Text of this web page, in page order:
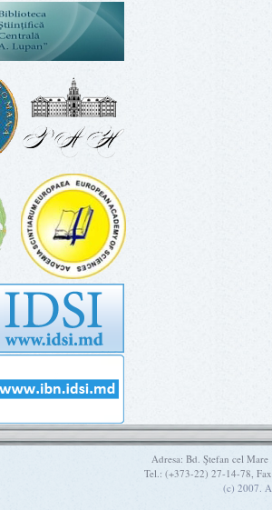
Adresa: Bd. Ştefan cel
Tel.: (+373-22) 27-14-78,
(c) 2007.